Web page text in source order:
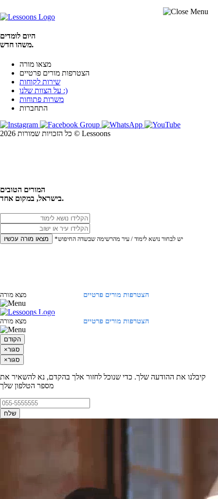
היום לומדים
משהו חדש.
מצאו מורה
הצטרפות מורים פרטיים
שירות לקוחות
על הצוות שלנו :)
משרות פתוחות
התחברות
כל הזכויות שמורות 2026 © Lessoons
המורים הטובים
בישראל, במקום אחד.
מצאו מורה עכשיו *יש לבחור נושא לימוד / עיר מהרשימה שבשדה החיפוש
הצטרפות מורים פרטיים מצא מורה
הצטרפות מורים פרטיים מצא מורה
הקודם
×סגור
×סגור
קיבלנו את ההודעה שלך. כדי שנוכל לחזור אלך בהקדם, נא להשאיר את
מספר הטלפון שלך
שלח